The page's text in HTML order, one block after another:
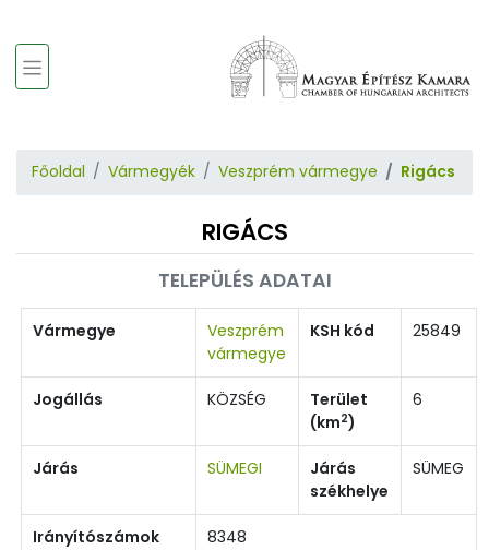
Főoldal Vármegyék Veszprém vármegye Rigács
RIGÁCS
TELEPÜLÉS ADATAI
Vármegye
Veszprém
vármegye
KSH kód 25849
Jogállás KÖZSÉG
Terület
(km2)
6
Járás SÜMEGI
Járás
székhelye
SÜMEG
Irányítószámok 8348